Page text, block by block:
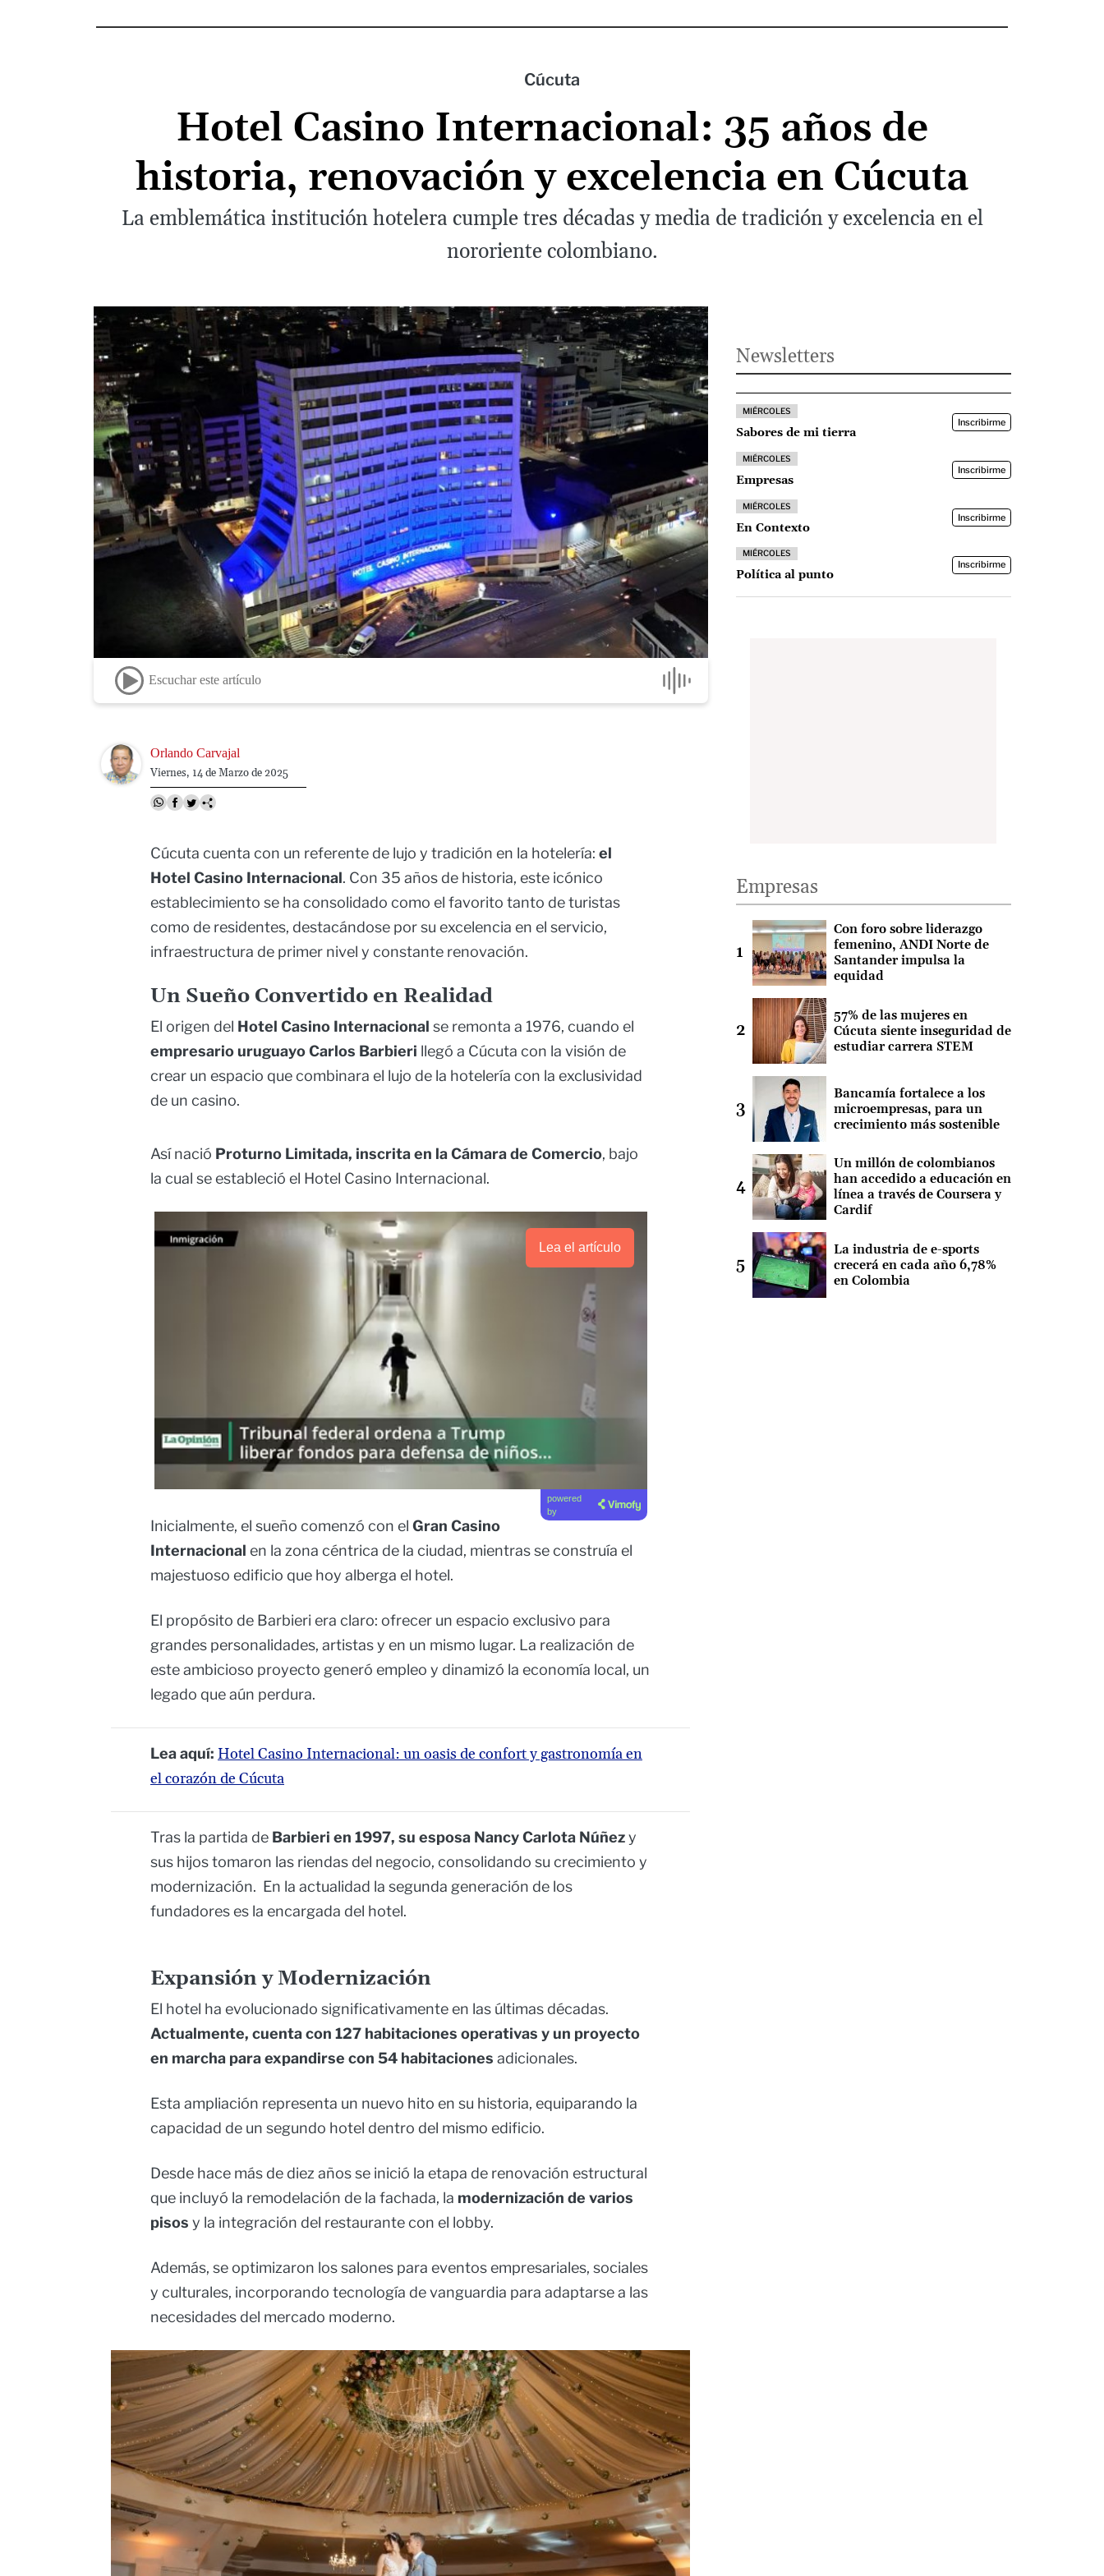
Cúcuta
Hotel Casino Internacional: 35 años de
historia, renovación y excelencia en Cúcuta
La emblemática institución hotelera cumple tres décadas y media de tradición y excelencia en el
nororiente colombiano.
Escuchar este artículo
Image Orlando Carvajal
Viernes, 14 de Marzo de 2025
Cúcuta cuenta con un referente de lujo y tradición en la hotelería: el
Hotel Casino Internacional. Con 35 años de historia, este icónico
establecimiento se ha consolidado como el favorito tanto de turistas
como de residentes, destacándose por su excelencia en el servicio,
infraestructura de primer nivel y constante renovación.
Un Sueño Convertido en Realidad
El origen del Hotel Casino Internacional se remonta a 1976, cuando el
empresario uruguayo Carlos Barbieri llegó a Cúcuta con la visión de
crear un espacio que combinara el lujo de la hotelería con la exclusividad
de un casino.
Así nació Proturno Limitada, inscrita en la Cámara de Comercio, bajo
la cual se estableció el Hotel Casino Internacional.
Lea el artículo
powered
by
Inicialmente, el sueño comenzó con el Gran Casino
Internacional en la zona céntrica de la ciudad, mientras se construía el
majestuoso edificio que hoy alberga el hotel.
El propósito de Barbieri era claro: ofrecer un espacio exclusivo para
grandes personalidades, artistas y en un mismo lugar. La realización de
este ambicioso proyecto generó empleo y dinamizó la economía local, un
legado que aún perdura.
Lea aquí: Hotel Casino Internacional: un oasis de confort y gastronomía en
el corazón de Cúcuta
Tras la partida de Barbieri en 1997, su esposa Nancy Carlota Núñezy
sus hijos tomaron las riendas del negocio, consolidando su crecimiento y
modernización. En la actualidad la segunda generación de los
fundadores es la encargada del hotel.
Expansión y Modernización
El hotel ha evolucionado significativamente en las últimas décadas.
Actualmente, cuenta con 127 habitaciones operativas y un proyecto
en marcha para expandirse con 54 habitaciones adicionales.
Esta ampliación representa un nuevo hito en su historia, equiparando la
capacidad de un segundo hotel dentro del mismo edificio.
Desde hace más de diez años se inició la etapa de renovación estructural
que incluyó la remodelación de la fachada, la modernización de varios
pisos y la integración del restaurante con el lobby.
Además, se optimizaron los salones para eventos empresariales, sociales
y culturales, incorporando tecnología de vanguardia para adaptarse a las
necesidades del mercado moderno.
Newsletters
MIÉRCOLES
Sabores de mi tierra
Inscribirme
MIÉRCOLES
Empresas
Inscribirme
MIÉRCOLES
En Contexto
Inscribirme
MIÉRCOLES
Política al punto
Inscribirme
Empresas
Con foro sobre liderazgo
femenino, ANDI Norte de
Santander impulsa la
equidad
57% de las mujeres en
Cúcuta siente inseguridad de
estudiar carrera STEM
Bancamía fortalece a los
microempresas, para un
crecimiento más sostenible
Un millón de colombianos
han accedido a educación en
línea a través de Coursera y
Cardif
La industria de e-sports
crecerá en cada año 6,78%
en Colombia